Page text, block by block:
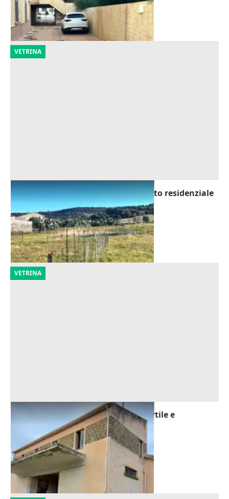
Cabras (Oristano)
01/10/2026
VETRINA
Asta Terreno in zona completamento residenziale
Bauladu (Oristano)
Offerta minima
5.161 €
01/10/2026
VETRINA
Asta Complesso artigianale con cortile e
pertinenze
Gonnostramatza (Oristano)
Offerta minima
61.952 €
30/10/2026